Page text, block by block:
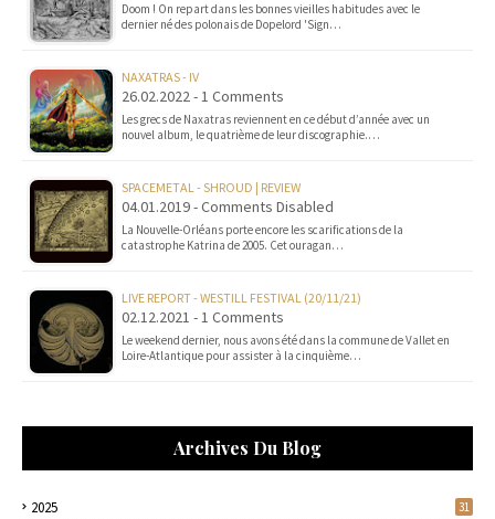
Doom ! On repart dans les bonnes vieilles habitudes avec le
dernier né des polonais de Dopelord 'Sign…
NAXATRAS - IV
26.02.2022 - 1 Comments
Les grecs de Naxatras reviennent en ce début d’année avec un
nouvel album, le quatrième de leur discographie.…
SPACEMETAL - SHROUD | REVIEW
04.01.2019 - Comments Disabled
La Nouvelle-Orléans porte encore les scarifications de la
catastrophe Katrina de 2005. Cet ouragan…
LIVE REPORT - WESTILL FESTIVAL (20/11/21)
02.12.2021 - 1 Comments
Le weekend dernier, nous avons été dans la commune de Vallet en
Loire-Atlantique pour assister à la cinquième…
Archives Du Blog
2025 31